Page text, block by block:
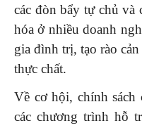
các đòn bẩy tự chủ và
hóa ở nhiều doanh
gia đình trị, tạo rào
thực chất.
Về cơ hội, chính sách
các chương trình hỗ